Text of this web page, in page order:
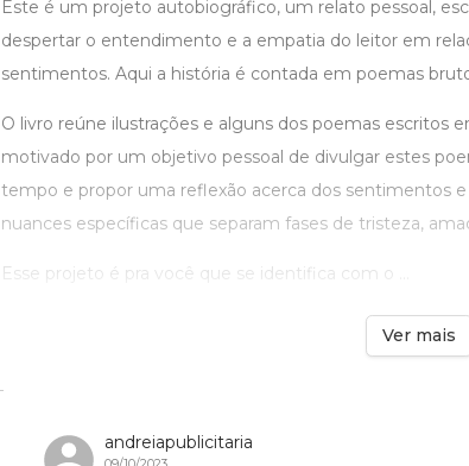
Este é um projeto autobiográfico, um relato pessoal,
despertar o entendimento e a empatia do leitor em
sentimentos. Aqui a história é contada em poemas
O livro reúne ilustrações e alguns dos poemas escritos
motivado por um objetivo pessoal de divulgar estes
tempo e propor uma reflexão acerca dos sentimentos
nuances específicas que separam fases de tristeza,
Esse projeto é pra você que se identifica com o ...
Ver mais
andreiapublicitaria